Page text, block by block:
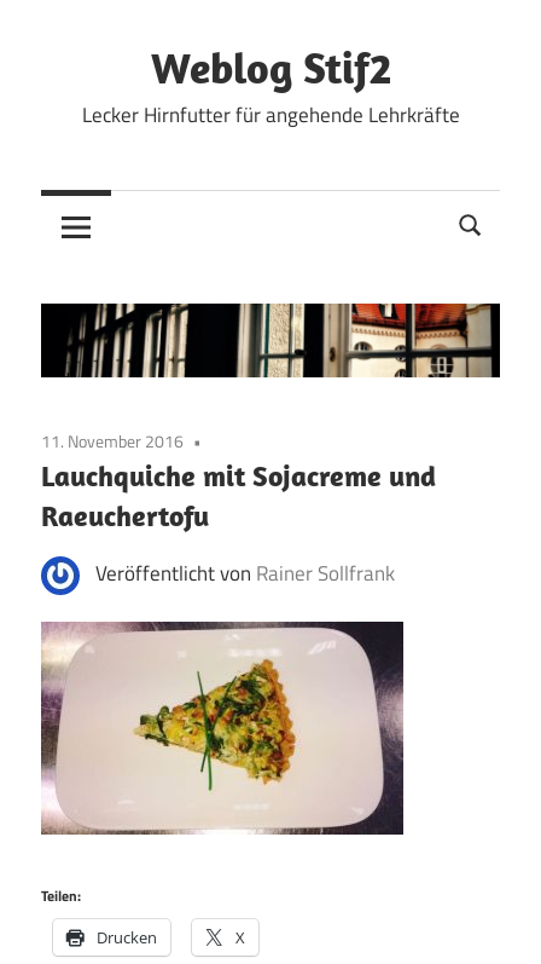
Weblog Stif2
Lecker Hirnfutter für angehende Lehrkräfte
11. November 2016
Lauchquiche mit Sojacreme und
Raeuchertofu
Veröffentlicht von Rainer Sollfrank
Teilen:
Drucken X